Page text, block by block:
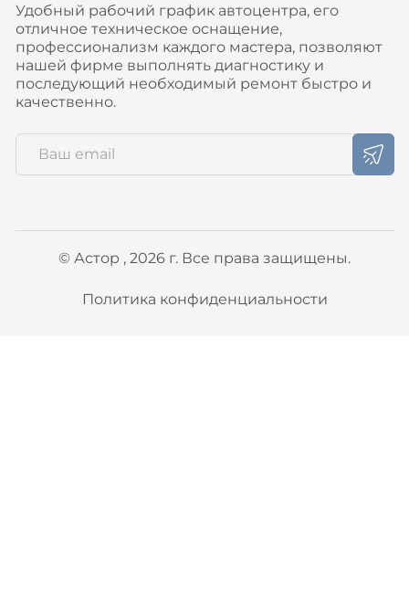
Удобный рабочий график автоцентра, его
отличное техническое оснащение,
профессионализм каждого мастера, позволяют
нашей фирме выполнять диагностику и
последующий необходимый ремонт быстро и
качественно.
© Астор , 2026 г. Все права защищены.
Политика конфиденциальности